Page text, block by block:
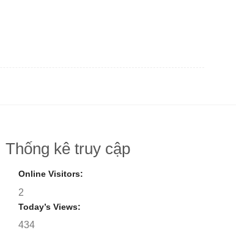
Thống kê truy cập
Online Visitors:
2
Today’s Views:
434